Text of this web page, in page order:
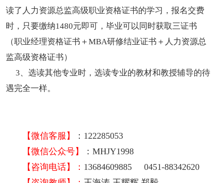
读了人力资源总监高级职业资格证书的学习，报名交费
时，只要缴纳1480元即可，毕业可以同时获取三证书
（职业经理资格证书＋MBA研修结业证书＋人力资源总
监高级资格证书）
3、选读其他专业时，选读专业的教材和教授辅导的待
遇完全一样。
【微信客服 】
：122285053
【微信公众号】
：MHJY1998
【咨询电话】： 13684609885 0451-88342620